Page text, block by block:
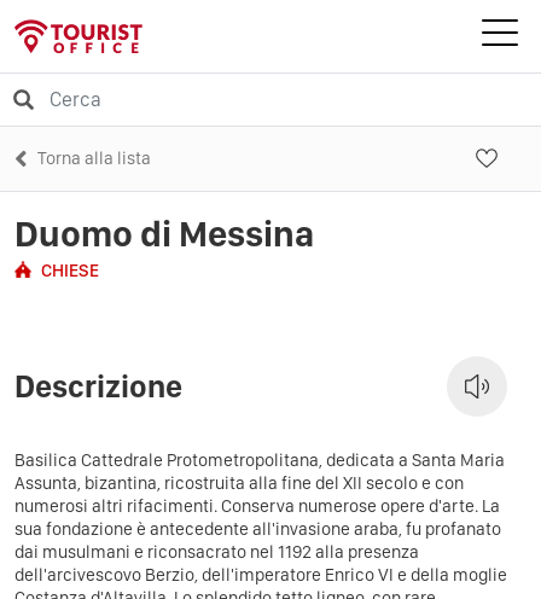
Torna alla lista
Duomo di Messina
CHIESE
Descrizione
Basilica Cattedrale Protometropolitana, dedicata a Santa Maria
Assunta, bizantina, ricostruita alla fine del XII secolo e con
numerosi altri rifacimenti. Conserva numerose opere d'arte. La
sua fondazione è antecedente all'invasione araba, fu profanato
dai musulmani e riconsacrato nel 1192 alla presenza
dell'arcivescovo Berzio, dell'imperatore Enrico VI e della moglie